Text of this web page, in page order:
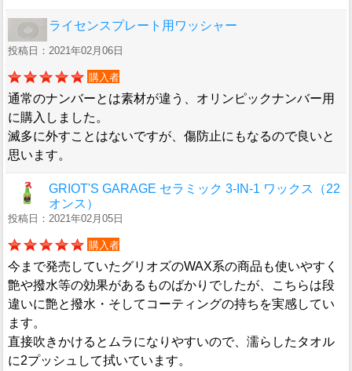
ライセンスプレート用ワッシャー
投稿日：2021年02月06日
購入者
通常のナンバーとは素材が違う、オリンピックナンバー用
に購入しました。
滅多に外すことはないですが、傷防止にもなるので良いと
思います。
GRIOT'S GARAGE セラミック 3-IN-1 ワックス（22
オンス）
投稿日：2021年02月05日
購入者
今まで発売していたグリオズのWAX系の商品も使いやすく
艶や撥水等の効果があるものばかりでしたが、こちらは段
違いに艶と撥水・そしてコーティングの持ちを実感してい
ます。
直接吹きかけるとムラになりやすいので、濡らしたタオル
に2プッシュして拭いています。